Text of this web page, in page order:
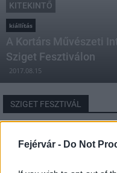
Fejérvár - Do Not
KITEKINTŐ
kiállítás
A Kortárs Művészeti
Sziget Fesztiválon
2017.08.15
SZIGET FESZTIVÁL